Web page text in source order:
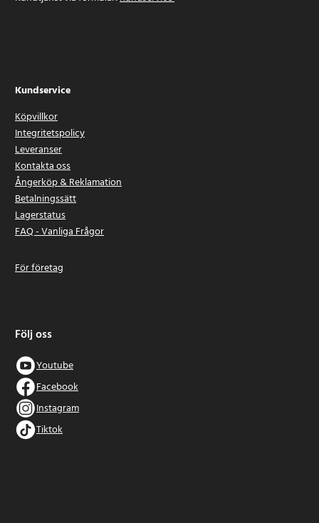
Kundservice
Köpvillkor
Integritetspolicy
Leveranser
Kontakta oss
Ångerköp & Reklamation
Betalningssätt
Lagerstatus
FAQ - Vanliga Frågor
För företag
Följ oss
Youtube
Facebook
Instagram
Tiktok